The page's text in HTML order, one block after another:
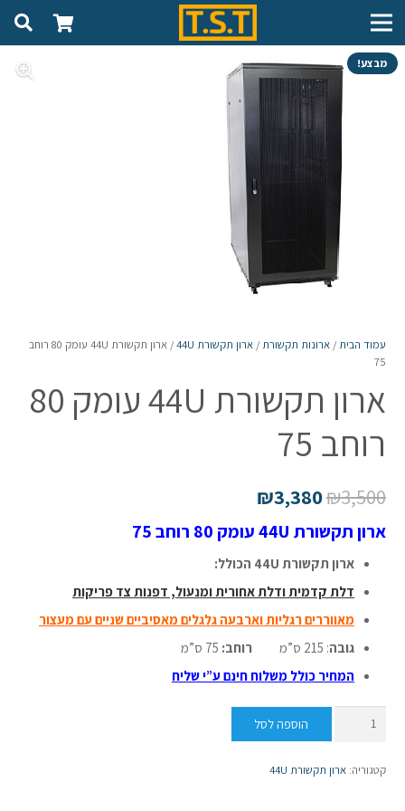
מבצע!
עמוד הבית/ ארונות תקשורת/ ארון תקשורת 44U
/ ארון תקשורת 44U עומק 80 רוחב
75
ארון תקשורת 44U עומק 80
רוחב 75
₪3,500
₪3,380
ארון תקשורת 44U עומק 80 רוחב 75
ארון תקשורת 44U הכולל:
דלת קדמית ודלת אחורית ומנעול, דפנות צד פריקות
מאווררים רגליות וארבעה גלגלים מאסיביים שניים עם מעצור
גובה: 215 ס”מ רוחב:
המחיר כולל משלוח חינם ע”י שליח
כמות
תקשורת
הוספה לסל
קטגוריה: ארון תקשורת 44U